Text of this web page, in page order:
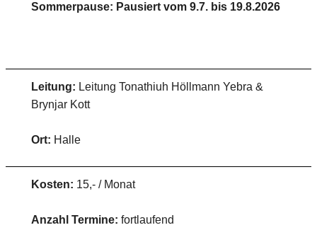
Sommerpause: Pausiert vom 9.7. bis 19.8.2026
Leitung: Leitung Tonathiuh Höllmann Yebra &
Brynjar Kott
Ort: Halle
Kosten: 15,- / Monat
Anzahl Termine: fortlaufend